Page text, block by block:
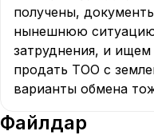
получены,
нынешнюю ситуацию
затруднения, и
продать ТОО с
варианты обмена
Файлдар